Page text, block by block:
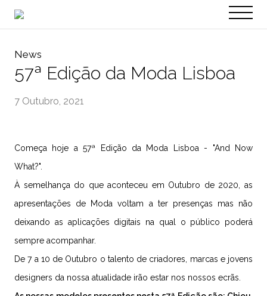
EN
News
57ª Edição da Moda Lisboa
7 Outubro, 2021
Começa hoje a 57ª Edição da Moda Lisboa - "And Now
What?".
À semelhança do que aconteceu em Outubro de 2020, as
apresentações de Moda voltam a ter presenças mas não
deixando as aplicações digitais na qual o público poderá
sempre acompanhar.
De 7 a 10 de Outubro o talento de criadores, marcas e jovens
designers da nossa atualidade irão estar nos nossos ecrãs.